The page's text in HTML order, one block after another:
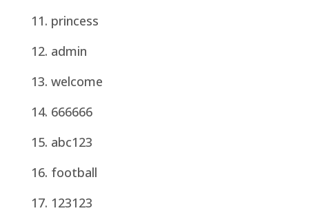
princess
admin
welcome
666666
abc123
football
123123